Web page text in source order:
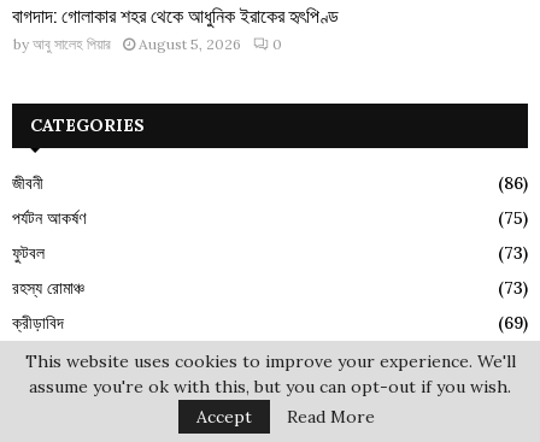
বাগদাদ: গোলাকার শহর থেকে আধুনিক ইরাকের হৃৎপিণ্ড
by আবু সালেহ পিয়ার August 5, 2026 0
CATEGORIES
জীবনী
(86)
পর্যটন আকর্ষণ
(75)
ফুটবল
(73)
রহস্য রোমাঞ্চ
(73)
ক্রীড়াবিদ
(69)
ইতিহাস ১০১
(52)
নগর পরিচিতি
(50)
This website uses cookies to improve your experience. We'll
assume you're ok with this, but you can opt-out if you wish.
Accept
Read More